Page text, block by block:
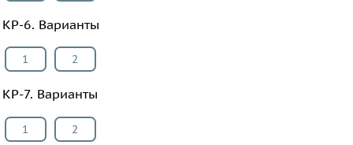
КР-6. Варианты
1 2
КР-7. Варианты
1 2